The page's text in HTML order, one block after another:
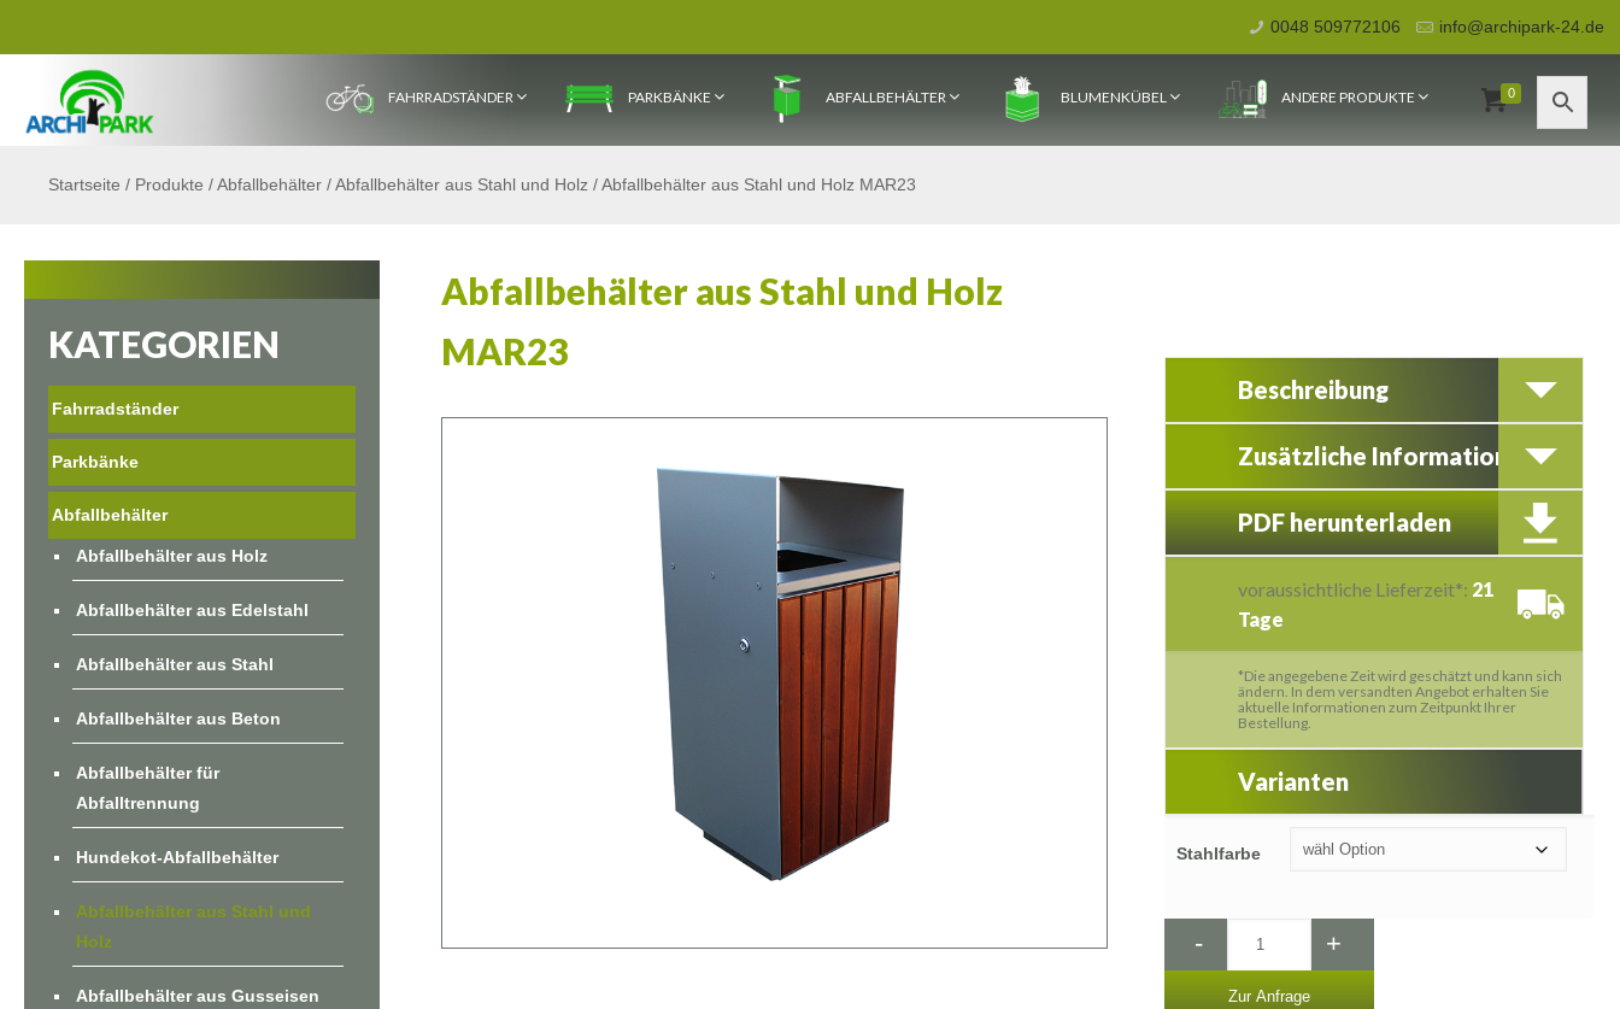
0048 509772106 info@archipark-24.de
FAHRRADSTÄNDER PARKBÄNKE ABFALLBEHÄLTER BLUMENKÜBEL ANDERE PRODUKTE 0
Startseite / Produkte /Abfallbehälter /Abfallbehälter aus Stahl und Holz /Abfallbehälter aus Stahl und Holz MAR23
Abfallbehälter aus Stahl und Holz
MAR23
Beschreibung
Zusätzliche Information
PDF herunterladen
voraussichtliche Lieferzeit*: 21
Tage
*Die angegebene Zeit wird geschätzt und kann sich
ändern. In dem versandten Angebot erhalten Sie
aktuelle Informationen zum Zeitpunkt Ihrer
Bestellung.
Varianten
Stahlfarbe
- +
Zur Anfrage
KATEGORIEN
Fahrradständer
Parkbänke
Abfallbehälter
Abfallbehälter aus Holz
Abfallbehälter aus Edelstahl
Abfallbehälter aus Stahl
Abfallbehälter aus Beton
Abfallbehälter für
Abfalltrennung
Hundekot-Abfallbehälter
Abfallbehälter aus Stahl und
Holz
Abfallbehälter aus Gusseisen